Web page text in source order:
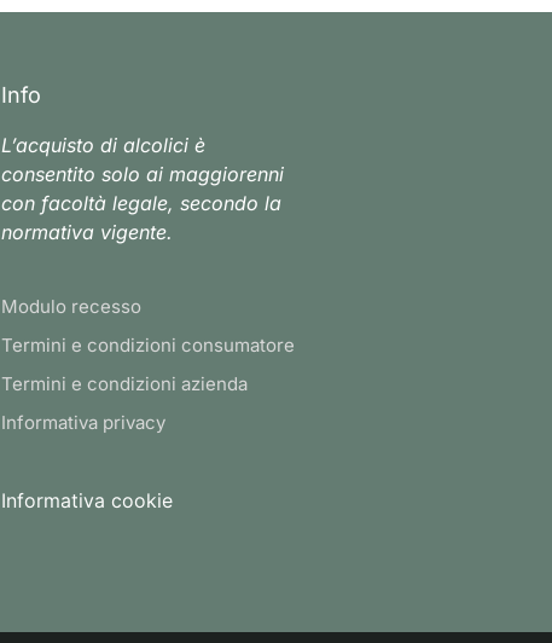
Info
L’acquisto di alcolici è
consentito solo ai maggiorenni
con facoltà legale, secondo la
normativa vigente.
Modulo recesso
Termini e condizioni consumatore
Termini e condizioni azienda
Informativa privacy
Informativa cookie